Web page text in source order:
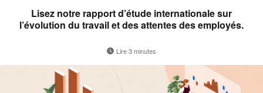
Lisez notre rapport d’étude internationale sur
l’évolution du travail et des attentes des employés.
Lire 3 minutes